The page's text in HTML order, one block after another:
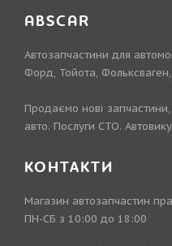
ABSCAR
Автозапчастини для
Форд, Тойота,
Продаємо нові
авто. Послуги СТО.
КОНТАКТИ
Магазин автозапчастин
ПН-СБ з 10:00 до 18:00